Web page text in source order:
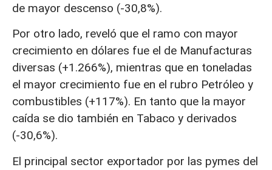
de mayor descenso (-30,8%).
Por otro lado, reveló que el ramo con mayor
crecimiento en dólares fue el de Manufacturas
diversas (+1.266%), mientras que en toneladas
el mayor crecimiento fue en el rubro Petróleo y
combustibles (+117%). En tanto que la mayor
caída se dio también en Tabaco y derivados
(-30,6%).
El principal sector exportador por las pymes del